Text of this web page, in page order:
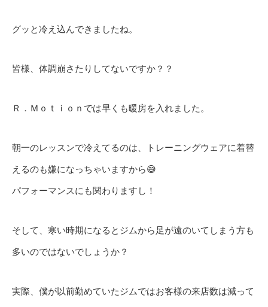
グッと冷え込んできましたね。
皆様、体調崩さたりしてないですか？？
Ｒ．Ｍｏｔｉｏｎでは早くも暖房を入れました。
朝一のレッスンで冷えてるのは、トレーニングウェアに着替
えるのも嫌になっちゃいますから😅
パフォーマンスにも関わりますし！
そして、寒い時期になるとジムから足が遠のいてしまう方も
多いのではないでしょうか？
実際、僕が以前勤めていたジムではお客様の来店数は減って